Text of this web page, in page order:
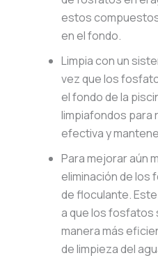
estos
en el fondo.
Limpia con un
vez que los
el fondo de la
limpiafondos para
efectiva y
Para mejorar aún
eliminación de los
de floculante.
a que los fosfatos
manera más
de limpieza del